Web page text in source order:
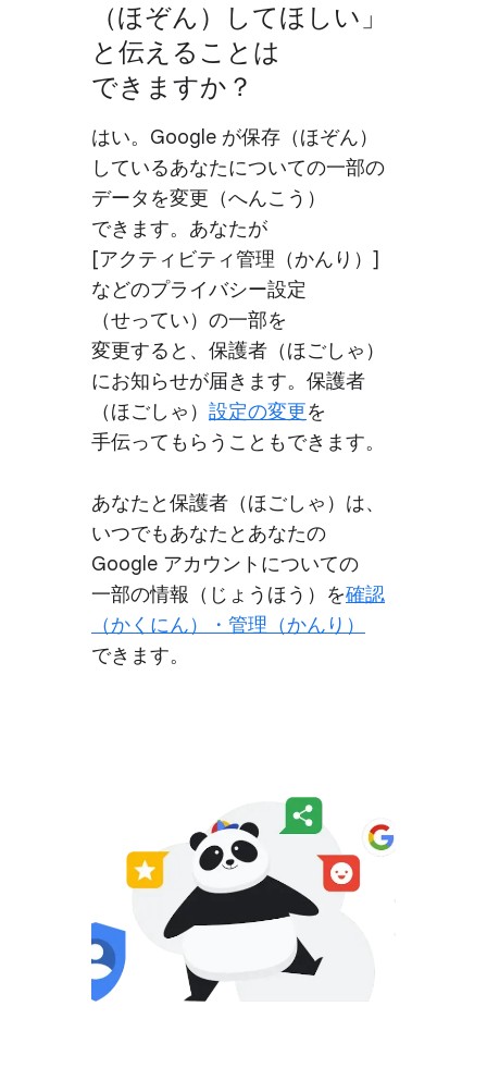
（ほぞん）​して​ほしい」
と​伝える​ことは​
できますか？
はい。​Google が​保存​（ほぞん）​
している​あなたに​ついての​一部の​
データを​変更​（へんこう）
できます。​あなたが
[アクティビティ管理​（かんり）​]
などの​プライバシー設定​
（せってい）の​一部を​
変更すると、​保護者​（ほごしゃ）
に​お知らせが​届きます。​保護者​
（ほごしゃ） ​設定の​変更を​
手伝って​もらうことも​できます。
あなたと​保護者​（ほごしゃ）は、​
いつでもあなたと​あなたの
Google アカウントに​ついての​
一部の​情報​（じょう​ほう）を​確認​
（かくにん）​・管理​（かんり）
できます。